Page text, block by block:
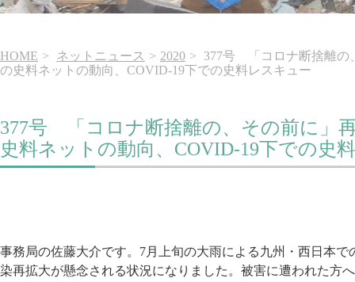
HOME ネットニュース 2020
377号 「コロナ断捨離の
の史料ネットの動向、COVID-19下での史料レスキュー
377号 「コロナ断捨離の、その前に」
史料ネットの動向、COVID-19下での史
事務局の佐藤大介です。7月上旬の大雨による九州・西日本で
染再拡大が懸念される状況になりました。被害に遭われた方